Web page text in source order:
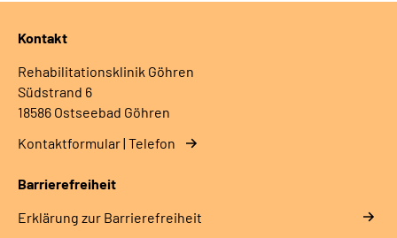
Kontakt
Rehabilitationsklinik Göhren
Südstrand 6
18586 Ostseebad Göhren
Kontaktformular | Telefon
Barrierefreiheit
Erklärung zur Barrierefreiheit